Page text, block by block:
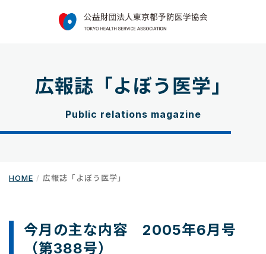
広報誌「よぼう医学」
Public relations magazine
HOME 広報誌「よぼう医学」
今月の主な内容 2005年6月号
（第388号）